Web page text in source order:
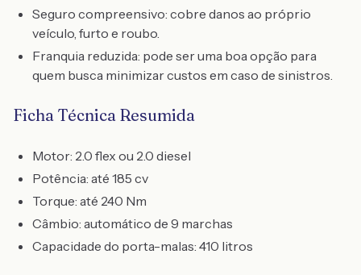
Seguro compreensivo: cobre danos ao próprio
veículo, furto e roubo.
Franquia reduzida: pode ser uma boa opção para
quem busca minimizar custos em caso de sinistros.
Ficha Técnica Resumida
Motor: 2.0 flex ou 2.0 diesel
Potência: até 185 cv
Torque: até 240 Nm
Câmbio: automático de 9 marchas
Capacidade do porta-malas: 410 litros